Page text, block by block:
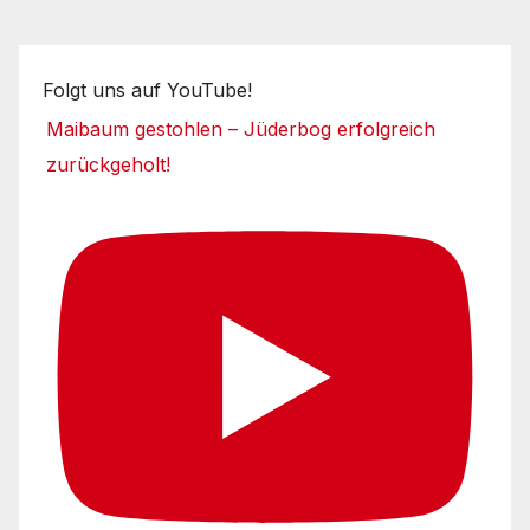
Folgt uns auf YouTube!
Maibaum gestohlen – Jüderbog erfolgreich
zurückgeholt!